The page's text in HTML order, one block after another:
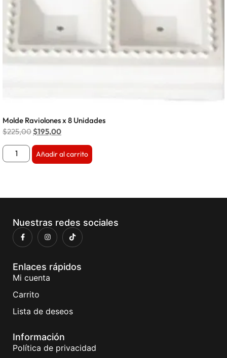
Molde Raviolones x 8 Unidades
$225,00$195,00
Añadir al carrito
Nuestras redes sociales
Enlaces rápidos
Mi cuenta
Carrito
Lista de deseos
Información
Política de privacidad